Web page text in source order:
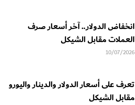
انخفاض الدولار.. آخر أسعار صرف
العملات مقابل الشيكل
10/07/2026
تعرف على أسعار الدولار والدينار واليورو
مقابل الشيكل